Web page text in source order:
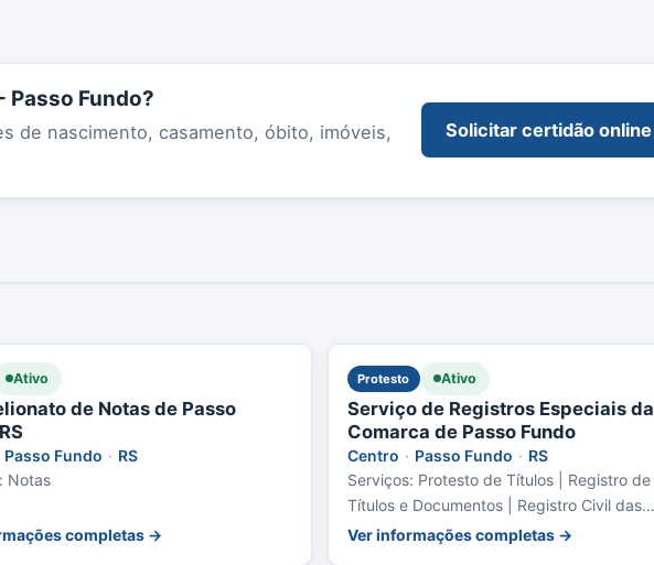
Fundo?
de nascimento, casamento, óbito, imóveis,
Solicitar certidão online
Ativo
de Notas de Passo
Passo Fundo · RS
Notas
completas →
Protesto Ativo
Serviço de Registros Especiais da
Comarca de Passo Fundo
Centro · Passo Fundo · RS
Serviços: Protesto de Títulos | Registro de
Títulos e Documentos | Registro Civil das
Pessoas Jurídicas
Ver informações completas →